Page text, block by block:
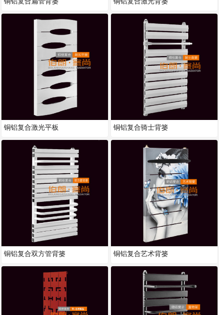
铜铝复合激光平板
铜铝复合双方管背篓
铜铝复合骑士背篓
铜铝复合艺术背篓